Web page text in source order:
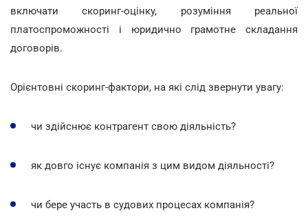
включати скоринг-оцінку, розуміння реальної
платоспроможності і юридично грамотне складання
договорів.
Орієнтовні скоринг-фактори, на які слід звернути увагу:
чи здійснює контрагент свою діяльність?
як довго існує компанія з цим видом діяльності?
чи бере участь в судових процесах компанія?